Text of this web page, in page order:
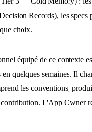
Records), les specs
choix.
équipé de ce contexte
en quelques semaines. Il
les conventions,
contribution. L'App Owner